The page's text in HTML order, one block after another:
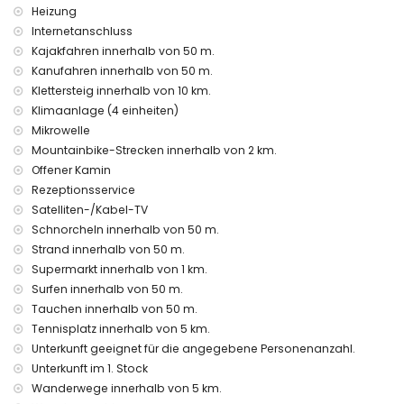
Die Unterkunft ist sehr gut geeignet für Familien mit Kindern
Einrichtungen und Dienstleistungen im Mietpreis der
Wohnung enthalten
Bügeleisen und Bügelbrett
Bettwäsche und Handtücher
Empfangsservice und 24-Stunden-Notdienst
Zentralheizung und Klimaanlage
Einrichtungen und Dienstleistungen gegen Aufpreis
Flughafentransfer
Kinderbett/-gitterbett (auf Anfrage)
Unterhaltung und Freizeitaktivitäten für Ihren Urlaub in
Moraira, Costa Blanca
Diskothek und Bar (innerhalb von 500 Metern vom Haus)
Promenade (El Portet) (innerhalb von 5 Kilometern vom
Haus)
Sehenswürdigkeiten und Kultur in Moraira, Costa Blanca
Kirche (Pfarrkirche Santa Catalina), Burg (Burg Moraira),
Ruine (Burg Moraira), Denkmal (Wachturm von Cap d'Or)
Heizung
Internetanschluss
Kajakfahren innerhalb von 50 m.
Kanufahren innerhalb von 50 m.
Klettersteig innerhalb von 10 km.
Klimaanlage (4 einheiten)
Mikrowelle
Mountainbike-Strecken innerhalb von 2 km.
Offener Kamin
Rezeptionsservice
Satelliten-/Kabel-TV
Schnorcheln innerhalb von 50 m.
Strand innerhalb von 50 m.
Supermarkt innerhalb von 1 km.
Surfen innerhalb von 50 m.
Tauchen innerhalb von 50 m.
Tennisplatz innerhalb von 5 km.
Unterkunft geeignet für die angegebene Personenanzahl.
Unterkunft im 1. Stock
Wanderwege innerhalb von 5 km.